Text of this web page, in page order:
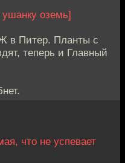
ушанку оземь]
в Питер. Планты с
теперь и Главный
что не успевает